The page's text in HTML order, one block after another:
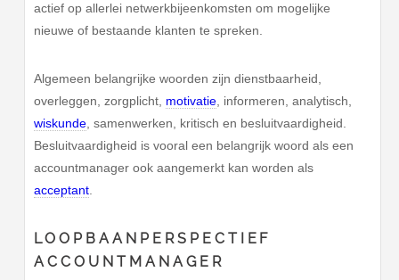
actief op allerlei netwerkbijeenkomsten om mogelijke
nieuwe of bestaande klanten te spreken.
Algemeen belangrijke woorden zijn dienstbaarheid,
overleggen, zorgplicht, motivatie , informeren, analytisch,
wiskunde , samenwerken, kritisch en besluitvaardigheid.
Besluitvaardigheid is vooral een belangrijk woord als een
accountmanager ook aangemerkt kan worden als
acceptant
LOOPBAANPERSPECTIEF
ACCOUNTMANAGER